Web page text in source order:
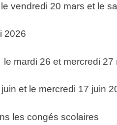
vendredi 20 mars et le
2026
mardi 26 et mercredi 27
et le mercredi 17 juin
les congés scolaires